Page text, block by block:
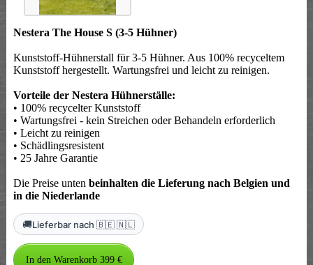
Nestera The House S (3-5 Hühner)
Kunststoff-Hühnerstall für 3-5 Hühner. Aus 100% recyceltem
Kunststoff hergestellt. Wartungsfrei und leicht zu reinigen.
Vorteile der Nestera Hühnerställe:
• 100% recycelter Kunststoff
• Wartungsfrei - kein Streichen oder Behandeln erforderlich
• Leicht zu reinigen
• Schädlingsresistent
• 25 Jahre Garantie
Die Preise unten beinhalten die Lieferung nach Belgien und
in die Niederlande
🚚Lieferbar nach 🇧🇪 🇳🇱